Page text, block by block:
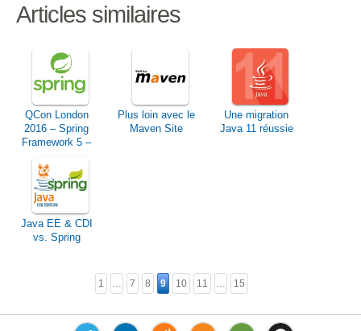
Articles similaires
QCon London
2016 – Spring
Framework 5 –
Roadmap
Plus loin avec le
Maven Site
Une migration
Java 11 réussie
Java EE & CDI
vs. Spring
1 … 7 8 9 10 11 … 15